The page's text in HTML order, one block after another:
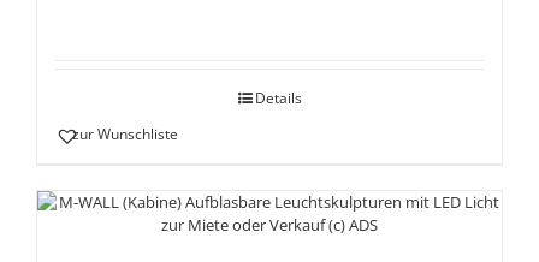
Details
zur Wunschliste